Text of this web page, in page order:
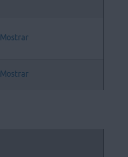
Mostrar
Mostrar